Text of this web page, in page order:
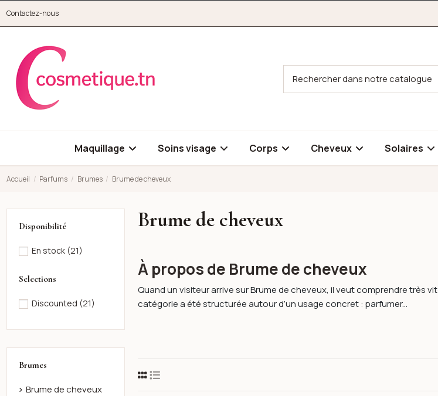
Contactez-nous
Maquillage Soins visage Corps Cheveux Solaires
Accueil Parfums Brumes Brume de cheveux
Brume de cheveux
À propos de Brume de cheveux
Quand un visiteur arrive sur Brume de cheveux, il veut comprendre très
catégorie a été structurée autour d’un usage concret : parfumer...
Disponibilité
En stock (21)
Selections
Discounted (21)
Brumes
Brume de cheveux